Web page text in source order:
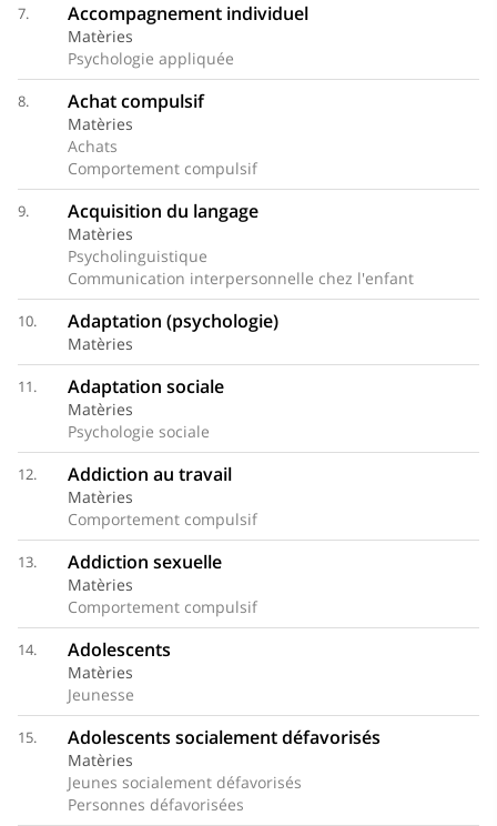
7. Accompagnement individuel
Matèries
Psychologie appliquée
8. Achat compulsif
Matèries
Achats
Comportement compulsif
9. Acquisition du langage
Matèries
Psycholinguistique
Communication interpersonnelle chez l'enfant
10. Adaptation (psychologie)
Matèries
11. Adaptation sociale
Matèries
Psychologie sociale
12. Addiction au travail
Matèries
Comportement compulsif
13. Addiction sexuelle
Matèries
Comportement compulsif
14. Adolescents
Matèries
Jeunesse
15. Adolescents socialement défavorisés
Matèries
Jeunes socialement défavorisés
Personnes défavorisées